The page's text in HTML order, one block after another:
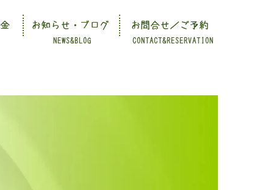
CONTACT&RESERVATION
NEWS&BLOG
お知らせ・ブログ お問合せ／ご予約